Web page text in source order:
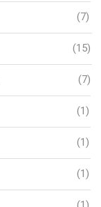
(7)
(15)
(7)
(1)
(1)
(1)